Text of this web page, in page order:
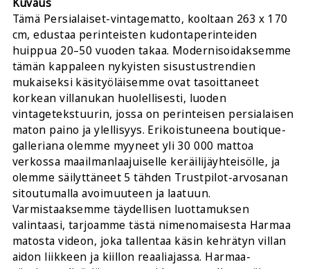
Tämä Persialaiset-vintagematto, kooltaan 263 x 170
cm, edustaa perinteisten kudontaperinteiden
huippua 20–50 vuoden takaa. Modernisoidaksemme
tämän kappaleen nykyisten sisustustrendien
mukaiseksi käsityöläisemme ovat tasoittaneet
korkean villanukan huolellisesti, luoden
vintagetekstuurin, jossa on perinteisen persialaisen
maton paino ja ylellisyys. Erikoistuneena boutique-
galleriana olemme myyneet yli 30 000 mattoa
verkossa maailmanlaajuiselle keräilijäyhteisölle, ja
olemme säilyttäneet 5 tähden Trustpilot-arvosanan
sitoutumalla avoimuuteen ja laatuun.
Varmistaaksemme täydellisen luottamuksen
valintaasi, tarjoamme tästä nimenomaisesta Harmaa
matosta videon, joka tallentaa käsin kehrätyn villan
aidon liikkeen ja kiillon reaaliajassa. Harmaa-